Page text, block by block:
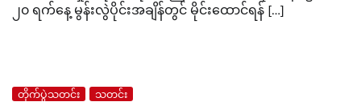
၂၀ ရက်နေ့ မွန်းလွဲပိုင်းအချိန်တွင် မိုင်းထောင်ရန် […]
တိုက်ပွဲသတင်း သတင်း